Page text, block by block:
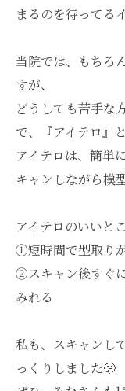
まるのを待ってる
当院では、もちろ
すが、
どうしても苦手な
で、『アイテロ』
アイテロは、簡単
キャンしながら模
アイテロのいいと
①短時間で型取り
②スキャン後すぐ
みれる
私も、スキャンし
っくりしました🫢